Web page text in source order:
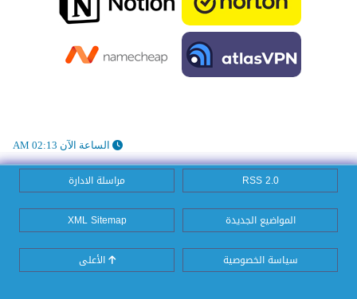
الساعة الآن 02:13 AM
RSS 2.0 مراسلة الادارة
المواضيع الجديدة XML Sitemap
سياسة الخصوصية الأعلى